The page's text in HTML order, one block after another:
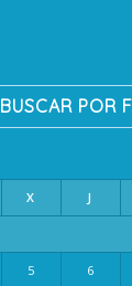
BUSCAR POR
X J
5 6